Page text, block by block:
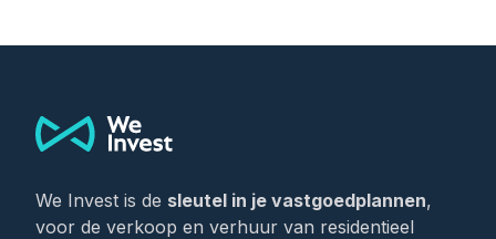
We Invest is de sleutel in je vastgoedplannen,
voor de verkoop en verhuur van residentieel